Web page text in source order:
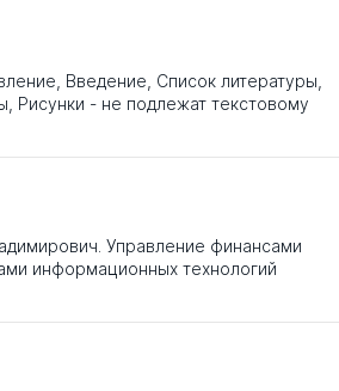
Введение, Список литературы,
Рисунки - не подлежат текстовому
Управление финансами
информационных технологий